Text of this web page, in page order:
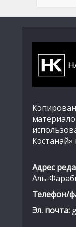
Адрес
Аль-
Телефон/
Эл. почта: